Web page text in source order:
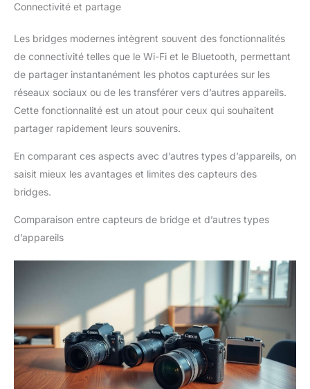
Connectivité et partage
Les bridges modernes intègrent souvent des fonctionnalités
de connectivité telles que le Wi-Fi et le Bluetooth, permettant
de partager instantanément les photos capturées sur les
réseaux sociaux ou de les transférer vers d’autres appareils.
Cette fonctionnalité est un atout pour ceux qui souhaitent
partager rapidement leurs souvenirs.
En comparant ces aspects avec d’autres types d’appareils, on
saisit mieux les avantages et limites des capteurs des
bridges.
Comparaison entre capteurs de bridge et d’autres types
d’appareils